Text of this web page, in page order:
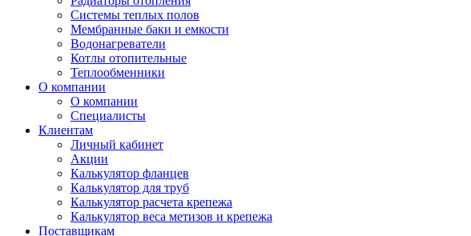
Системы теплых полов
Мембранные баки и емкости
Водонагреватели
Котлы отопительные
Теплообменники
О компании
О компании
Специалисты
Клиентам
Личный кабинет
Акции
Калькулятор фланцев
Калькулятор для труб
Калькулятор расчета крепежа
Калькулятор веса метизов и крепежа
Поставщикам